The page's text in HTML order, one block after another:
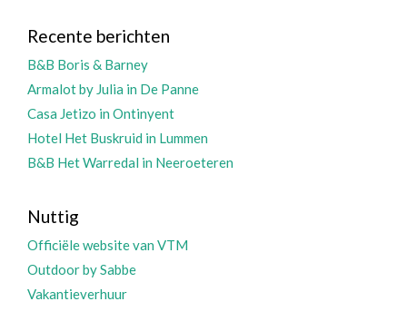
Recente berichten
B&B Boris & Barney
Armalot by Julia in De Panne
Casa Jetizo in Ontinyent
Hotel Het Buskruid in Lummen
B&B Het Warredal in Neeroeteren
Nuttig
Officiële website van VTM
Outdoor by Sabbe
Vakantieverhuur